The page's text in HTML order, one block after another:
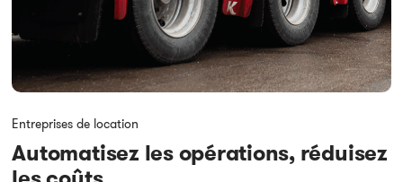
Entreprises de location
Automatisez les opérations, réduisez